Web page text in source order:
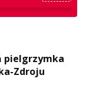
pielgrzymka
Zdroju